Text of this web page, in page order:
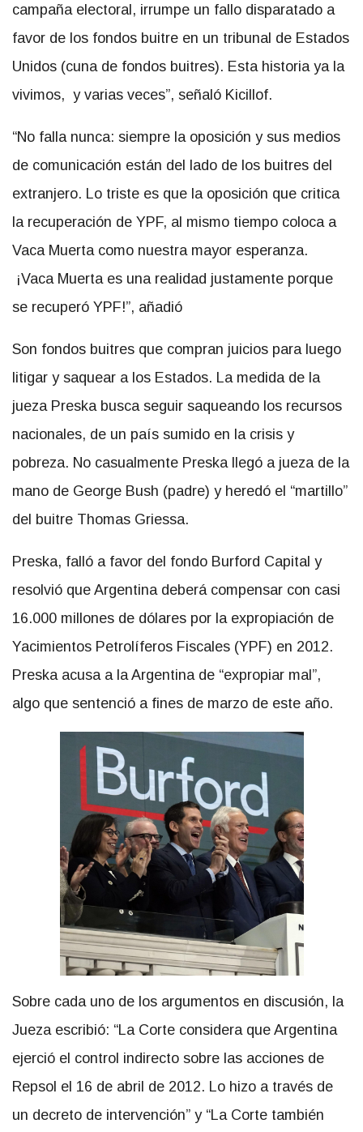
campaña electoral, irrumpe un fallo disparatado a
favor de los fondos buitre en un tribunal de Estados
Unidos (cuna de fondos buitres). Esta historia ya la
vivimos, y varias veces”, señaló Kicillof.
“No falla nunca: siempre la oposición y sus medios
de comunicación están del lado de los buitres del
extranjero. Lo triste es que la oposición que critica
la recuperación de YPF, al mismo tiempo coloca a
Vaca Muerta como nuestra mayor esperanza.
¡Vaca Muerta es una realidad justamente porque
se recuperó YPF!”, añadió
Son fondos buitres que compran juicios para luego
litigar y saquear a los Estados. La medida de la
jueza Preska busca seguir saqueando los recursos
nacionales, de un país sumido en la crisis y
pobreza. No casualmente Preska llegó a jueza de la
mano de George Bush (padre) y heredó el “martillo”
del buitre Thomas Griessa.
Preska, falló a favor del fondo Burford Capital y
resolvió que Argentina deberá compensar con casi
16.000 millones de dólares por la expropiación de
Yacimientos Petrolíferos Fiscales (YPF) en 2012.
Preska acusa a la Argentina de “expropiar mal”,
algo que sentenció a fines de marzo de este año.
Sobre cada uno de los argumentos en discusión, la
Jueza escribió: “La Corte considera que Argentina
ejerció el control indirecto sobre las acciones de
Repsol el 16 de abril de 2012. Lo hizo a través de
un decreto de intervención” y “La Corte también